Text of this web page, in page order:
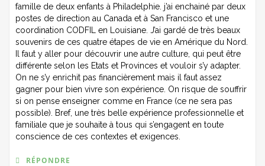
famille de deux enfants à Philadelphie. j’ai enchainé par deux
postes de direction au Canada et à San Francisco et une
coordination CODFIL en Louisiane. J’ai gardé de très beaux
souvenirs de ces quatre étapes de vie en Amérique du Nord.
Il faut y aller pour découvrir une autre culture, qui peut être
différente selon les Etats et Provinces et vouloir s’y adapter.
On ne s’y enrichit pas financièrement mais il faut assez
gagner pour bien vivre son expérience. On risque de souffrir
si on pense enseigner comme en France (ce ne sera pas
possible). Bref, une très belle expérience professionnelle et
familiale que je souhaite à tous qui s’engagent en toute
conscience de ces contextes et exigences.
RÉPONDRE